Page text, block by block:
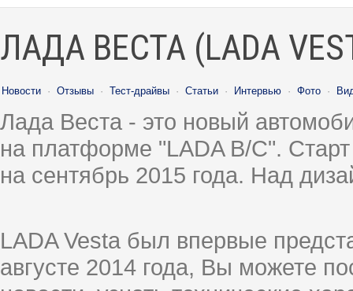
ЛАДА ВЕСТА (LADA
Новости · Отзывы · Тест-драйвы · Статьи · Интервью · Фото ·
Лада Веста - это новый
на платформе "LADA B/C".
на сентябрь 2015 года. Над
LADA Vesta был впервые
августе 2014 года, Вы можете